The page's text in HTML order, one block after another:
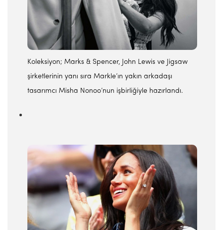
Koleksiyon; Marks & Spencer, John Lewis ve Jigsaw
şirketlerinin yanı sıra Markle’ın yakın arkadaşı
tasarımcı Misha Nonoo’nun işbirliğiyle hazırlandı.